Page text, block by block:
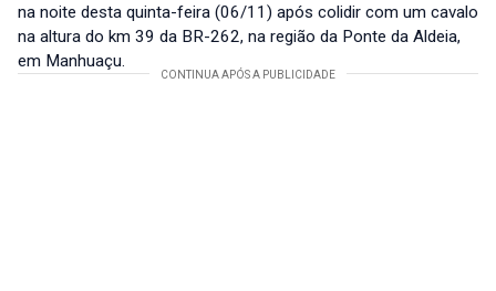
na noite desta quinta-feira (06/11) após colidir com um cavalo
na altura do km 39 da BR-262, na região da Ponte da Aldeia,
em Manhuaçu.